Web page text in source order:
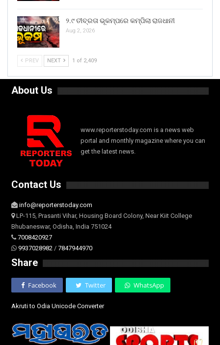
୨.୯ ତୀବ୍ରତା ଭୂକମ୍ପରେ କମ୍ପିଲା ରାଜଧାନୀ
Aug 2, 2026
PREV NEXT 1 of 2,409
About Us
www.reporterstoday.com is a news web
portal and monthly magazine where you can
get the latest news.
Contact Us
info@reporterstoday.com
LP-115, Prasanti Vihar, Housing Board Colony, Near Kiit College
Bhubaneswar, Odisha, India 751024
7008420927
9937028982 / 7847944970
Share
Facebook Twitter WhatsApp
Akruti to Odia Unicode Converter